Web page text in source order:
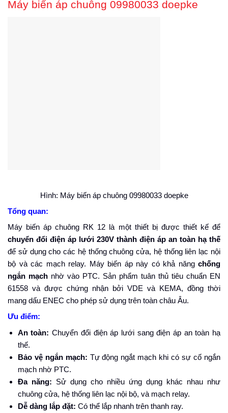
Máy biến áp chuông 09980033 doepke
Hình: Máy biến áp chuông 09980033 doepke
Tổng quan:
Máy biến áp chuông RK 12 là một thiết bị được thiết kế để
chuyển đổi điện áp lưới 230V thành điện áp an toàn hạ thế
để sử dụng cho các hệ thống chuông cửa, hệ thống liên lạc nội
bộ và các mạch relay. Máy biến áp này có khả năng chống
ngắn mạch nhờ vào PTC. Sản phẩm tuân thủ tiêu chuẩn EN
61558 và được chứng nhận bởi VDE và KEMA, đồng thời
mang dấu ENEC cho phép sử dụng trên toàn châu Âu.
Ưu điểm:
An toàn: Chuyển đổi điện áp lưới sang điện áp an toàn hạ
thế.
Bảo vệ ngắn mạch: Tự động ngắt mạch khi có sự cố ngắn
mạch nhờ PTC.
Đa năng: Sử dụng cho nhiều ứng dụng khác nhau như
chuông cửa, hệ thống liên lạc nội bộ, và mạch relay.
Dễ dàng lắp đặt: Có thể lắp nhanh trên thanh ray.